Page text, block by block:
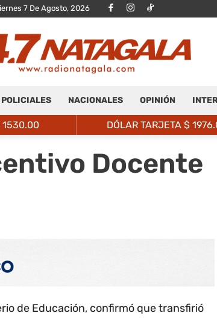
7 De Agosto, 2026
POLICIALES NACIONALES OPINIÓN
1530.00 DÓLAR TARJETA $
Docente
de Educación, confirmó que transfirió